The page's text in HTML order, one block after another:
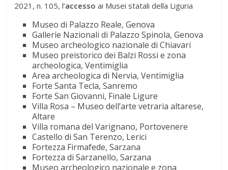
2021, n. 105, l’accessoai Musei statali della Liguria
Museo di Palazzo Reale, Genova
Gallerie Nazionali di Palazzo Spinola, Genova
Museo archeologico nazionale di Chiavari
Museo preistorico dei Balzi Rossi e zona
archeologica, Ventimiglia
Area archeologica di Nervia, Ventimiglia
Forte Santa Tecla, Sanremo
Forte San Giovanni, Finale Ligure
Villa Rosa – Museo dell’arte vetraria altarese,
Altare
Villa romana del Varignano, Portovenere
Castello di San Terenzo, Lerici
Fortezza Firmafede, Sarzana
Fortezza di Sarzanello, Sarzana
Museo archeologico nazionale e zona